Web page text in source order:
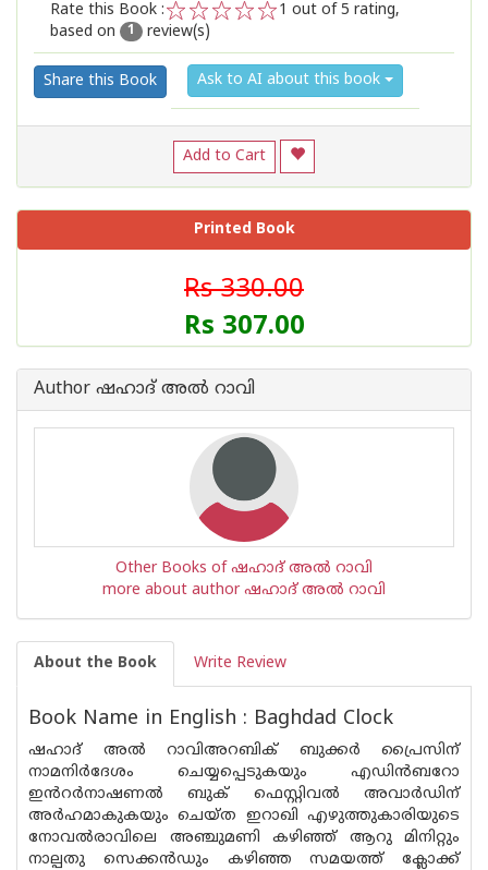
Rate this Book :
2
1
1 out of 5 rating,
based on
1 review(s)
Share this Book Ask to AI about this book
Add to Cart
Printed Book
Rs 330.00
Rs 307.00
Author ഷഹാദ് അല്‍ റാവി
Other Books of ഷഹാദ് അല്‍ റാവി
more about author ഷഹാദ് അല്‍ റാവി
About the Book Write Review
Book Name in English : Baghdad Clock
ഷഹാദ്‌ അൽ റാവിഅറബിക് ബുക്കർ പ്രൈസിന്
നാമനിർദേശം ചെയ്യപ്പെടുകയും എഡിൻബറോ
ഇൻറർനാഷണൽ ബുക് ഫെസ്റ്റിവൽ അവാർഡിന്
അർഹമാകുകയും ചെയ്ത ഇറാഖി എഴുത്തുകാരിയുടെ
നോവൽരാവിലെ അഞ്ചുമണി കഴിഞ്ഞ് ആറു മിനിറ്റും
നാല്പതു സെക്കൻഡും കഴിഞ്ഞ സമയത്ത് ക്ലോക്ക്